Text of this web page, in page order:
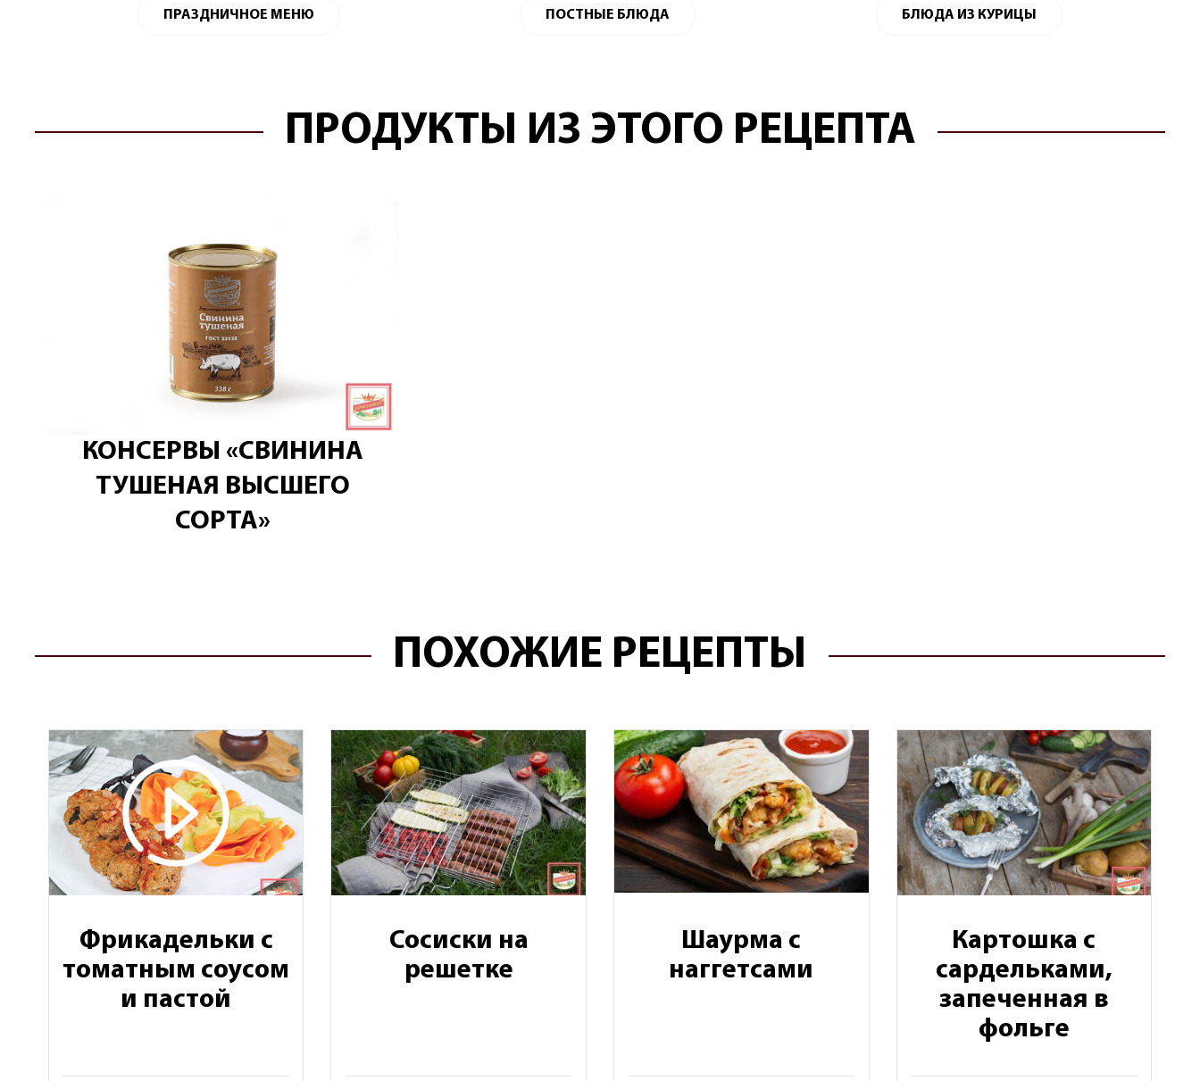
ПРАЗДНИЧНОЕ МЕНЮ ПОСТНЫЕ БЛЮДА БЛЮДА ИЗ КУРИЦЫ
ПРОДУКТЫ ИЗ ЭТОГО РЕЦЕПТА
КОНСЕРВЫ «СВИНИНА
ТУШЕНАЯ ВЫСШЕГО
СОРТА»
ПОХОЖИЕ РЕЦЕПТЫ
Фрикадельки с
томатным соусом
и пастой
Сосиски на
решетке
Шаурма с
наггетсами
Картошка с
сардельками,
запеченная в
фольге